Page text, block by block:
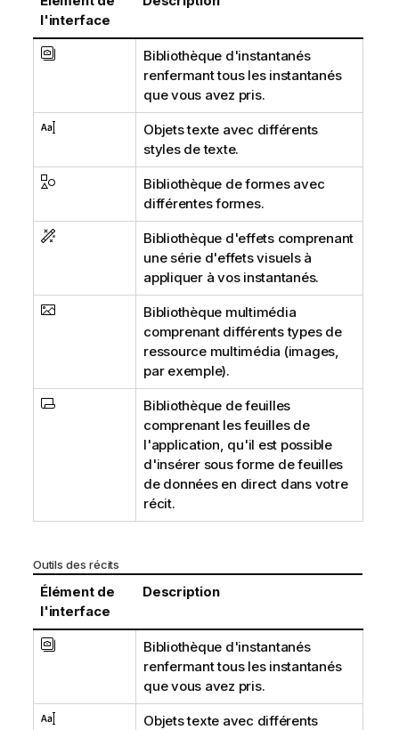
l'interface
Bibliothèque d'instantanés
renfermant tous les instantanés
que vous avez pris.
Objets texte avec différents
styles de texte.
Bibliothèque de formes avec
différentes formes.
Bibliothèque d'effets comprenant
une série d'effets visuels à
appliquer à vos instantanés.
Bibliothèque multimédia
comprenant différents types de
ressource multimédia (images,
par exemple).
Bibliothèque de feuilles
comprenant les feuilles de
l'application, qu'il est possible
d'insérer sous forme de feuilles
de données en direct dans votre
récit.
Outils des récits
Élément de
l'interface
Description
Bibliothèque d'instantanés
renfermant tous les instantanés
que vous avez pris.
Objets texte avec différents